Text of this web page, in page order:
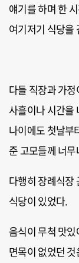
얘기를 하며 한
여기저기 식당을
다들 직장과 가
사흘이나 시간을
나이에도 첫날부
준 고모들께 너
다행히 장례식장
식당이 있었다.
음식이 무척 맛
면목이 없었던